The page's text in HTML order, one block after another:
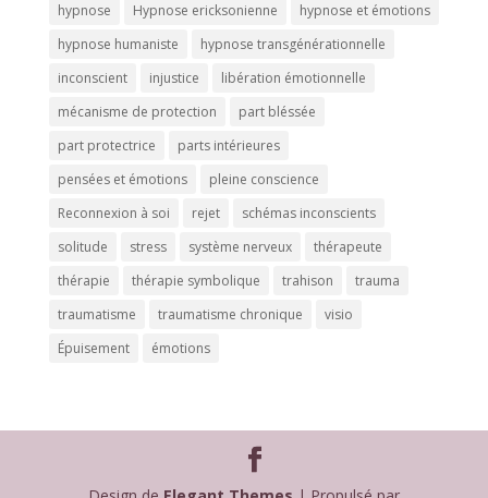
hypnose
Hypnose ericksonienne
hypnose et émotions
hypnose humaniste
hypnose transgénérationnelle
inconscient
injustice
libération émotionnelle
mécanisme de protection
part bléssée
part protectrice
parts intérieures
pensées et émotions
pleine conscience
Reconnexion à soi
rejet
schémas inconscients
solitude
stress système nerveux
thérapeute
thérapie
thérapie symbolique trahison
trauma
traumatisme
traumatisme chronique
visio
Épuisement
émotions